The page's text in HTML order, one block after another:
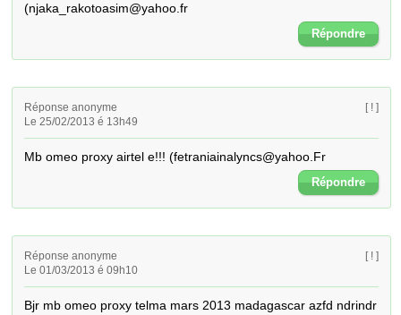
(njaka_rakotoasim@yahoo.fr
Répondre
Réponse anonyme
Le 25/02/2013 é 13h49
[ ! ]
Mb omeo proxy airtel e!!! (fetraniainalyncs@yahoo.Fr
Répondre
Réponse anonyme
Le 01/03/2013 é 09h10
[ ! ]
Bjr mb omeo proxy telma mars 2013 madagascar azfd ndrindr